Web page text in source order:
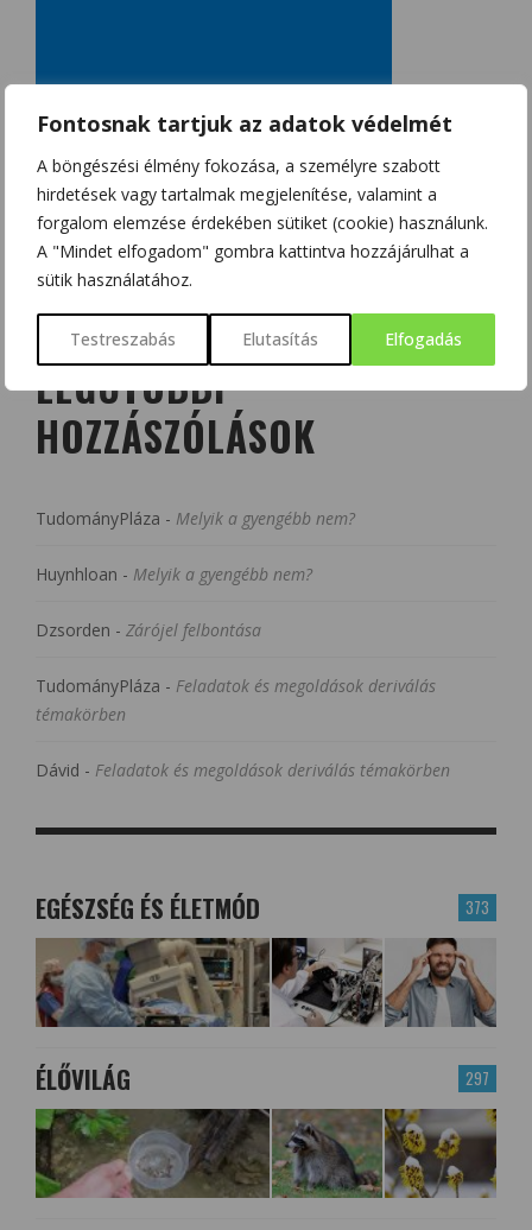
Fontosnak tartjuk az adatok védelmét
A böngészési élmény fokozása, a személyre szabott
hirdetések vagy tartalmak megjelenítése, valamint a
forgalom elemzése érdekében sütiket (cookie) használunk.
A "Mindet elfogadom" gombra kattintva hozzájárulhat a
sütik használatához.
Testreszabás Elutasítás Elfogadás
LEGUTÓBBI
HOZZÁSZÓLÁSOK
TudományPláza - Melyik a gyengébb nem?
Huynhloan - Melyik a gyengébb nem?
Dzsorden - Zárójel felbontása
TudományPláza - Feladatok és megoldások deriválás
témakörben
Dávid - Feladatok és megoldások deriválás témakörben
373
EGÉSZSÉG ÉS ÉLETMÓD
297
ÉLŐVILÁG